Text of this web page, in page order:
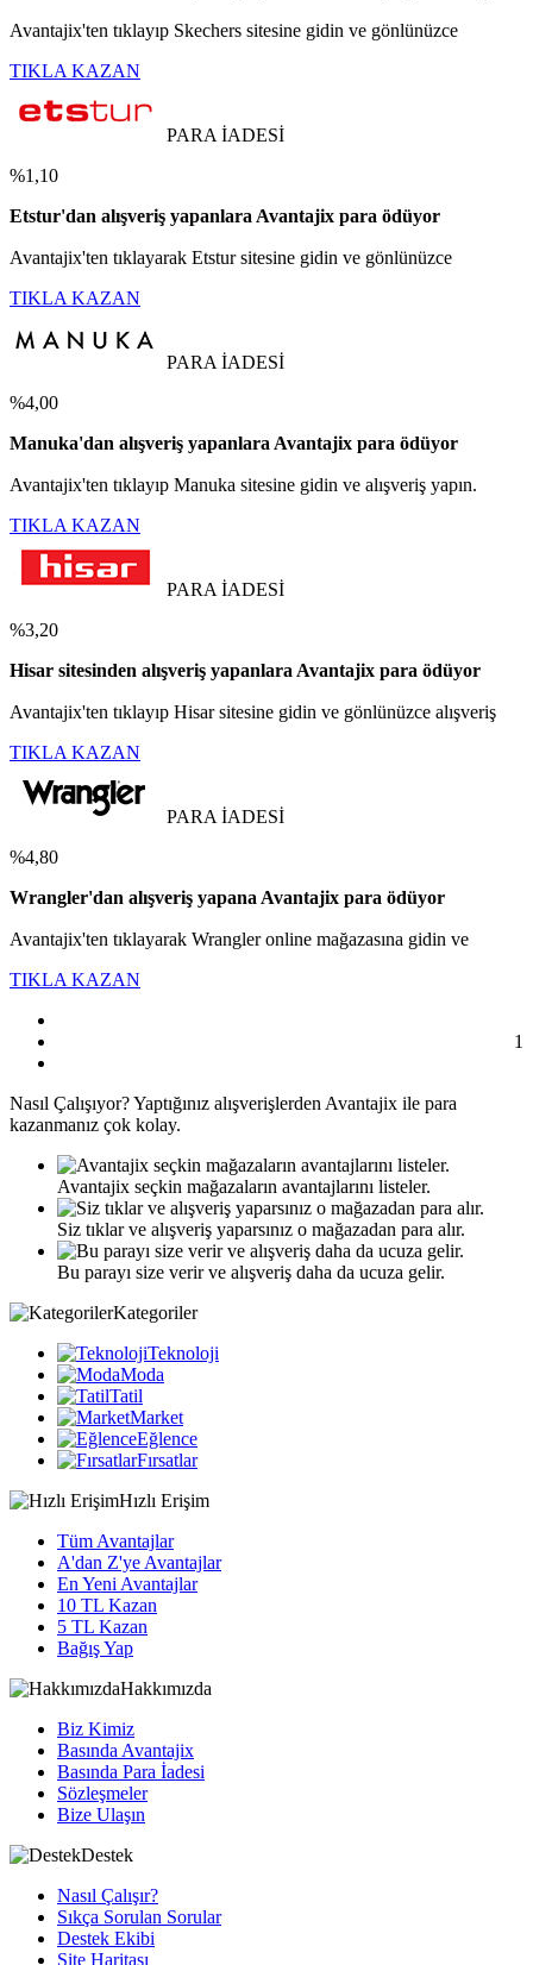
Avantajix'ten tıklayıp Skechers sitesine gidin ve gönlünüzce
TIKLA KAZAN
PARA İADESİ
%1,10
Etstur'dan alışveriş yapanlara Avantajix para ödüyor
Avantajix'ten tıklayarak Etstur sitesine gidin ve gönlünüzce
TIKLA KAZAN
PARA İADESİ
%4,00
Manuka'dan alışveriş yapanlara Avantajix para ödüyor
Avantajix'ten tıklayıp Manuka sitesine gidin ve alışveriş yapın.
TIKLA KAZAN
PARA İADESİ
%3,20
Hisar sitesinden alışveriş yapanlara Avantajix para ödüyor
Avantajix'ten tıklayıp Hisar sitesine gidin ve gönlünüzce alışveriş
TIKLA KAZAN
PARA İADESİ
%4,80
Wrangler'dan alışveriş yapana Avantajix para ödüyor
Avantajix'ten tıklayarak Wrangler online mağazasına gidin ve
TIKLA KAZAN
1
Nasıl Çalışıyor?Yaptığınız alışverişlerden Avantajix ile para
kazanmanız çok kolay.
Avantajix seçkin mağazaların avantajlarını listeler.
Siz tıklar ve alışveriş yaparsınız o mağazadan para alır.
Bu parayı size verir ve alışveriş daha da ucuza gelir.
Kategoriler
Teknoloji
Moda
Tatil
Market
Eğlence
Fırsatlar
Hızlı Erişim
Tüm Avantajlar
A'dan Z'ye Avantajlar
En Yeni Avantajlar
10 TL Kazan
5 TL Kazan
Bağış Yap
Hakkımızda
Biz Kimiz
Basında Avantajix
Basında Para İadesi
Sözleşmeler
Bize Ulaşın
Destek
Nasıl Çalışır?
Sıkça Sorulan Sorular
Destek Ekibi
Site Haritası